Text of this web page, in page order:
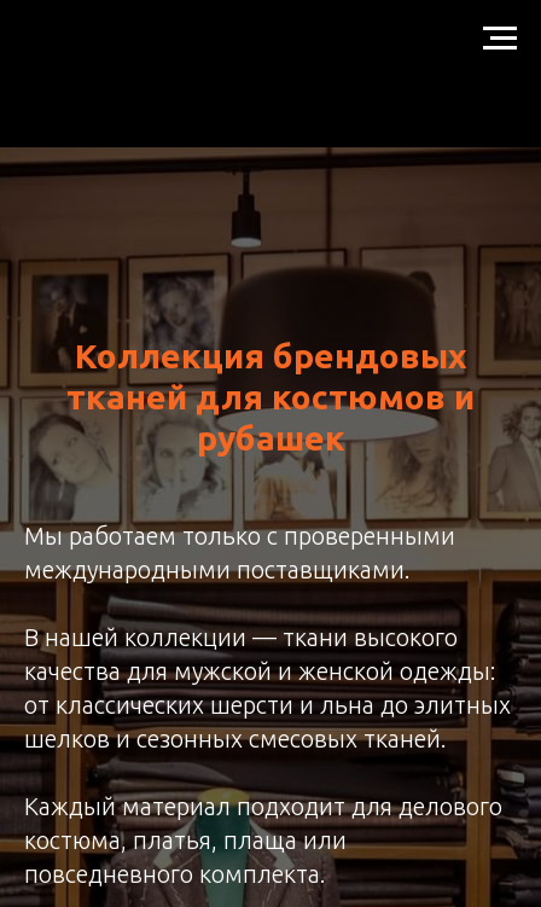
Коллекция брендовых
тканей для костюмов и
рубашек
Мы работаем только с проверенными
международными поставщиками.
В нашей коллекции — ткани высокого
качества для мужской и женской одежды:
от классических шерсти и льна до элитных
шелков и сезонных смесовых тканей.
Каждый материал подходит для делового
костюма, платья, плаща или
повседневного комплекта.